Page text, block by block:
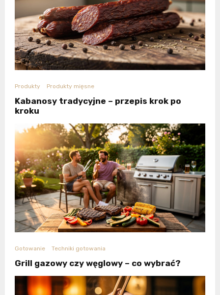
Produkty Produkty mięsne
Kabanosy tradycyjne – przepis krok po
kroku
Gotowanie Techniki gotowania
Grill gazowy czy węglowy – co wybrać?